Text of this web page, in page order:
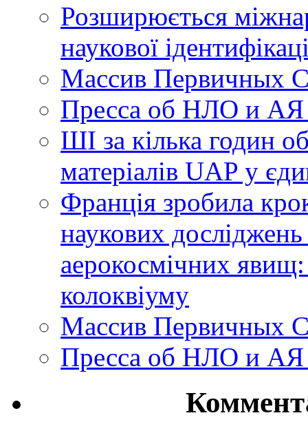
Розширюється
наукової
Массив Первичных
Пресса об НЛО и
ШІ за кілька годин
матеріалів UAP у
Франція зробила
наукових
аерокосмічних
колоквіуму
Массив Первичных
Пресса об НЛО и